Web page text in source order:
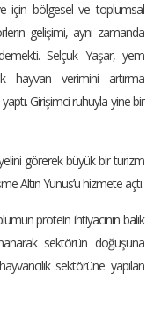
için bölgesel ve toplumsal
gelişimi, aynı zamanda
Selçuk Yaşar, yem
hayvan verimini artırma
Girişimci ruhuyla yine bir
görerek büyük bir turizm
Altın Yunus’u hizmete açtı.
protein ihtiyacının balık
sektörün doğuşuna
sektörüne yapılan